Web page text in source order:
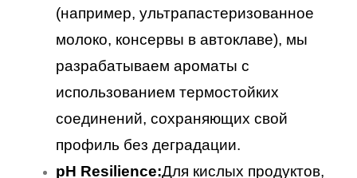
(например, ультрапастеризованное
молоко, консервы в автоклаве), мы
разрабатываем ароматы с
использованием термостойких
соединений, сохраняющих свой
профиль без деградации.
pH Resilience:Для кислых продуктов,